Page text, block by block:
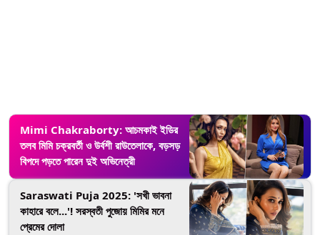
Mimi Chakraborty: আচমকাই ইডির
তলব মিমি চক্রবর্তী ও উর্বশী রাউতেলাকে, বড়সড়
বিপদে পড়তে পারেন দুই অভিনেত্রী
Saraswati Puja 2025: 'সখী ভাবনা
কাহারে বলে...'! সরস্বতী পুজোয় মিমির মনে
প্রেমের দোলা